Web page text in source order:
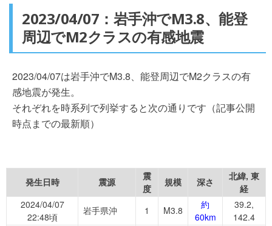
2023/04/07：岩手沖でM3.8、能登
周辺でM2クラスの有感地震
2023/04/07は岩手沖でM3.8、能登周辺でM2クラスの有
感地震が発生。
それぞれを時系列で列挙すると次の通りです（記事公開
時点までの最新順）
発生日時 震源
震
度
規模 深さ
北緯, 東
経
2024/04/07
22:48頃
岩手県沖 1 M3.8
約
60km
39.2,
142.4